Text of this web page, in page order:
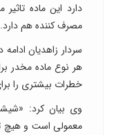
دارد این ماده
مصرف کننده هم دارد.
سردار زاهدیان
هر نوع ماده مخدر
خطرات بیشتری را
وی بیان کرد:
معمولی است و هیچ